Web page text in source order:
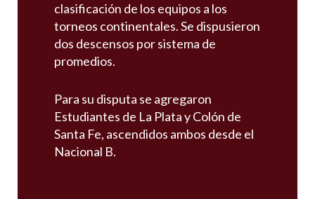
clasificación de los equipos a los
torneos continentales. Se dispusieron
dos descensos por sistema de
promedios.
Para su disputa se agregaron
Estudiantes de La Plata y Colón de
Santa Fe, ascendidos ambos desde el
Nacional B.